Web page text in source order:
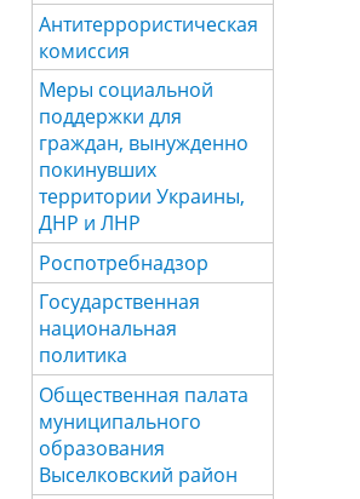
Антитеррористическая
комиссия
Меры социальной
поддержки для
граждан, вынужденно
покинувших
территории Украины,
ДНР и ЛНР
Роспотребнадзор
Государственная
национальная
политика
Общественная палата
муниципального
образования
Выселковский район